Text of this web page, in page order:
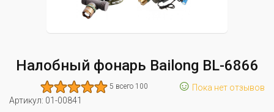
Налобный фонарь Bailong BL-6866
5 всего 100 ☺ Пока нет отзывов
Артикул: 01-00841